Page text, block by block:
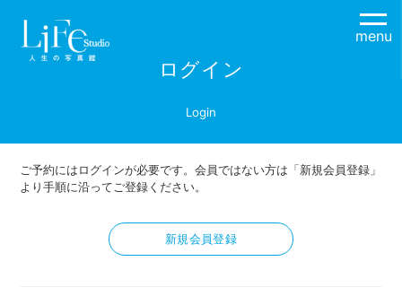
menu
ログイン
Login
ご予約にはログインが必要です。会員ではない方は「新規会員登録」
より手順に沿ってご登録ください。
新規会員登録